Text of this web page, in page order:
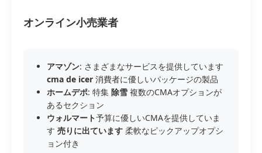
オンライン小売業者
アマゾン: さまざまなサービスを提供しています
cma de icer 消費者に優しいパッケージの製品
ホームデポ: 特集 除雪 複数のCMAオプションが
あるセクション
ウォルマート予算に優しいCMAを提供していま
す 売りに出ています 柔軟なピックアップオプシ
ョン付き